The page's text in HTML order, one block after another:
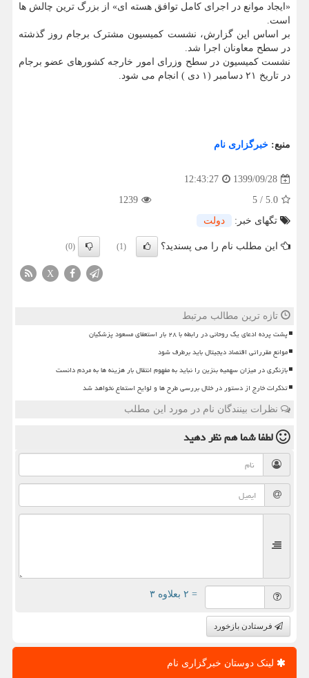
«ایجاد موانع در اجرای کامل توافق هسته ای» از بزرگ ترین چالش ها
است.
بر اساس این گزارش، نشست کمیسیون مشترک برجام روز گذشته
در سطح معاونان اجرا شد.
نشست کمیسیون در سطح وزرای امور خارجه کشورهای عضو برجام
در تاریخ ۲۱ دسامبر (۱ دی ) انجام می شود.
منبع: خبرگزاری نام
1399/09/28
12:43:27
5.0
/
5
1239
تگهای خبر:
دولت
این مطلب نام را می پسندید؟ (1)
(0)
X
تازه ترین مطالب مرتبط
پشت پرده ادعای یک روحانی در رابطه با ۲۸ بار استعفای مسعود پزشکیان
موانع مقرراتی اقتصاد دیجیتال باید برطرف شود
بازنگری در میزان سهمیه بنزین را نباید به مفهوم انتقال بار هزینه ها به مردم دانست
تذکرات خارج از دستور در خلال بررسی طرح ها و لوایح استماع نخواهد شد
نظرات بینندگان نام در مورد این مطلب
لطفا شما همنظر دهید
= ۲ بعلاوه ۳
فرستادن بازخورد
لینک دوستان خبرگزاری نام